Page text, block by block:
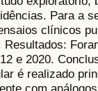
Para a
clínicos
e 2020.
é realizado